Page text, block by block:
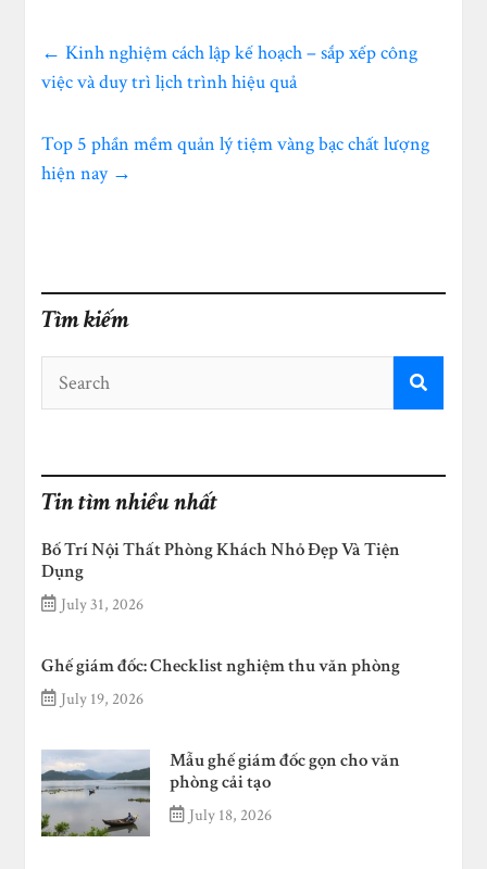
← Kinh nghiệm cách lập kế hoạch – sắp xếp công
việc và duy trì lịch trình hiệu quả
Top 5 phần mềm quản lý tiệm vàng bạc chất lượng
hiện nay →
Tìm kiếm
Tin tìm nhiều nhất
Bố Trí Nội Thất Phòng Khách Nhỏ Đẹp Và Tiện
Dụng
July 31, 2026
Ghế giám đốc: Checklist nghiệm thu văn phòng
July 19, 2026
Mẫu ghế giám đốc gọn cho văn
phòng cải tạo
July 18, 2026